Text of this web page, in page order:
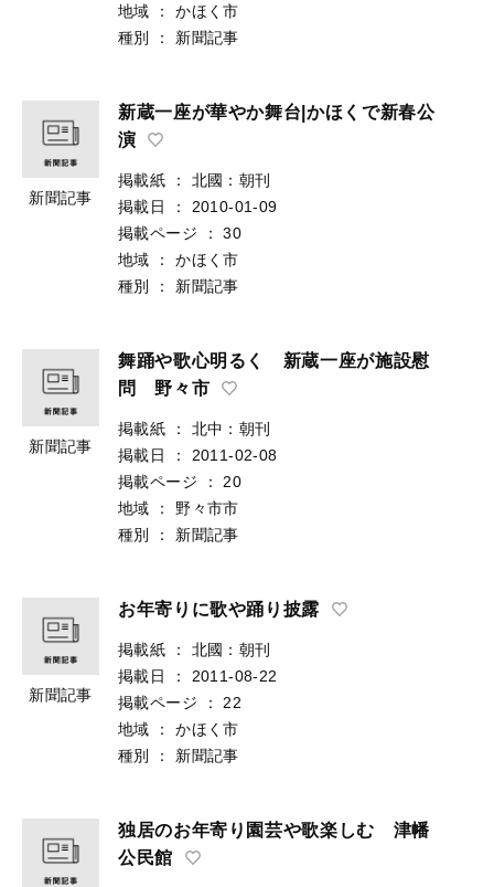
地域
：
かほく市
種別
： 新聞記事
新聞記事
新蔵一座が華やか舞台|かほくで新春公
演
掲載紙 ：
北國：朝刊
掲載日
：
2010-01-09
掲載ページ
：
30
地域
：
かほく市
種別
： 新聞記事
新聞記事
舞踊や歌心明るく 新蔵一座が施設慰
問 野々市
掲載紙 ：
北中：朝刊
掲載日
：
2011-02-08
掲載ページ
：
20
地域
：
野々市市
種別
： 新聞記事
新聞記事
お年寄りに歌や踊り披露
掲載紙 ：
北國：朝刊
掲載日
：
2011-08-22
掲載ページ
：
22
地域
：
かほく市
種別
： 新聞記事
独居のお年寄り園芸や歌楽しむ 津幡
公民館